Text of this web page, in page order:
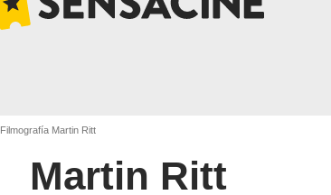
Filmografía Martin Ritt
Martin Ritt